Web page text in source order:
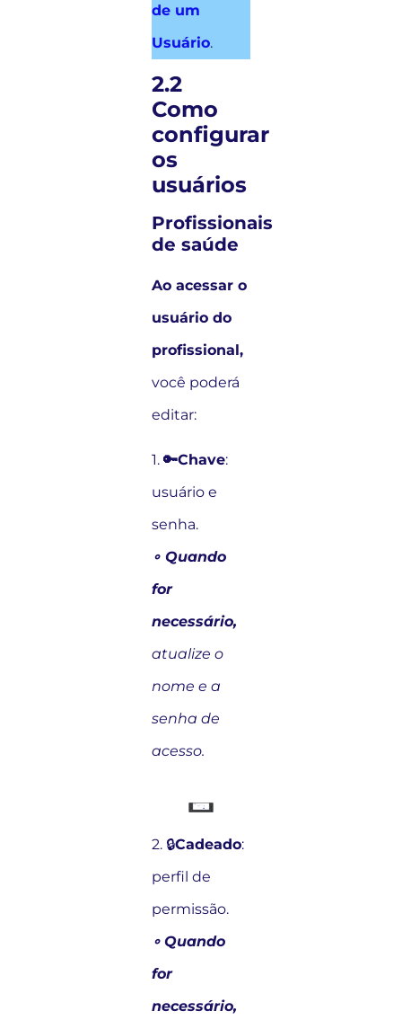
de um
Usuário.
2.2
Como
configurar
os
usuários
Profissionais
de saúde
Ao acessar o
usuário do
profissional,
você poderá
editar:
1.🔑Chave:
usuário e
senha.
∘ Quando
for
necessário,
atualize o
nome e a
senha de
acesso.
2. 🔒Cadeado:
perfil de
permissão.
∘ Quando
for
necessário,